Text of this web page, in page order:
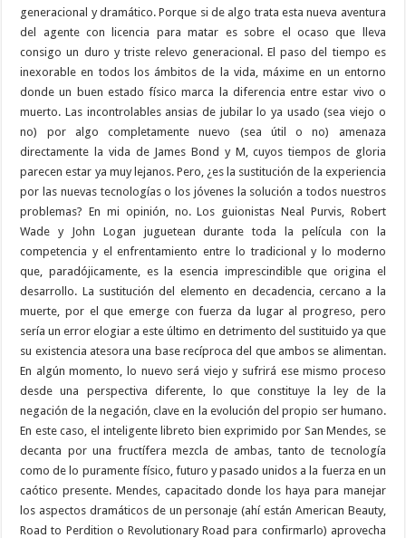
generacional y dramático. Porque si de algo trata esta nueva aventura
del agente con licencia para matar es sobre el ocaso que lleva
consigo un duro y triste relevo generacional. El paso del tiempo es
inexorable en todos los ámbitos de la vida, máxime en un entorno
donde un buen estado físico marca la diferencia entre estar vivo o
muerto. Las incontrolables ansias de jubilar lo ya usado (sea viejo o
no) por algo completamente nuevo (sea útil o no) amenaza
directamente la vida de James Bond y M, cuyos tiempos de gloria
parecen estar ya muy lejanos. Pero, ¿es la sustitución de la experiencia
por las nuevas tecnologías o los jóvenes la solución a todos nuestros
problemas? En mi opinión, no. Los guionistas Neal Purvis, Robert
Wade y John Logan juguetean durante toda la película con la
competencia y el enfrentamiento entre lo tradicional y lo moderno
que, paradójicamente, es la esencia imprescindible que origina el
desarrollo. La sustitución del elemento en decadencia, cercano a la
muerte, por el que emerge con fuerza da lugar al progreso, pero
sería un error elogiar a este último en detrimento del sustituido ya que
su existencia atesora una base recíproca del que ambos se alimentan.
En algún momento, lo nuevo será viejo y sufrirá ese mismo proceso
desde una perspectiva diferente, lo que constituye la ley de la
negación de la negación, clave en la evolución del propio ser humano.
En este caso, el inteligente libreto bien exprimido por San Mendes, se
decanta por una fructífera mezcla de ambas, tanto de tecnología
como de lo puramente físico, futuro y pasado unidos a la fuerza en un
caótico presente. Mendes, capacitado donde los haya para manejar
los aspectos dramáticos de un personaje (ahí están American Beauty,
Road to Perdition o Revolutionary Road para confirmarlo) aprovecha